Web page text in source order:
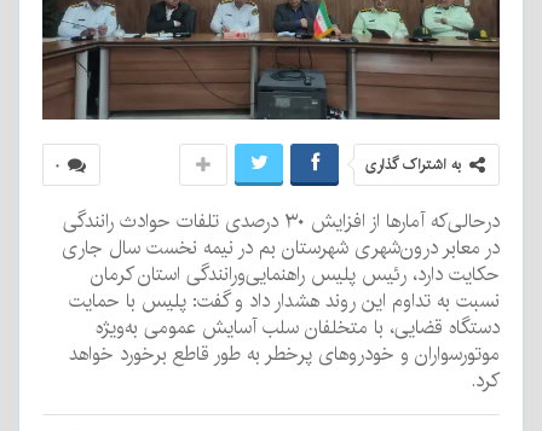
۰ به اشتراک گذاری
درحالی‌که آمارها از افزایش ۳۰ درصدی تلفات حوادث رانندگی
در معابر درون‌شهری شهرستان بم در نیمه نخست سال جاری
حکایت دارد، رئیس پلیس راهنمایی‌ورانندگی استان کرمان
نسبت به تداوم این روند هشدار داد و گفت: پلیس با حمایت
دستگاه قضایی، با متخلفان سلب آسایش عمومی به‌ویژه
موتورسواران و خودروهای پرخطر به طور قاطع برخورد خواهد
کرد.